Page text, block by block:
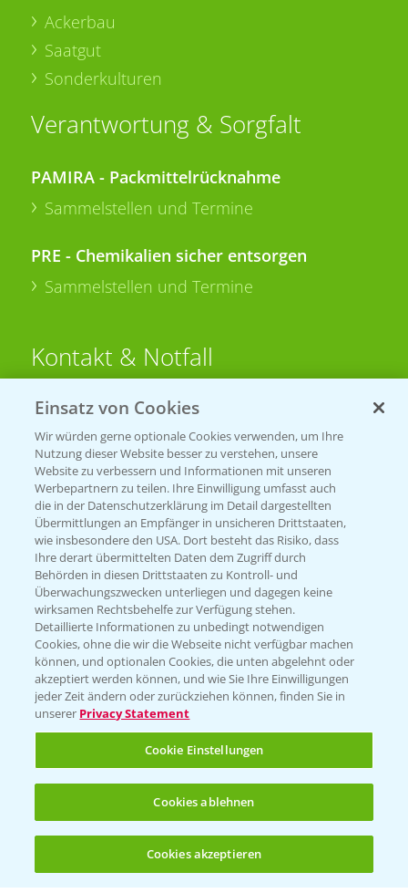
Ackerbau
Saatgut
Sonderkulturen
Verantwortung & Sorgfalt
PAMIRA - Packmittelrücknahme
Sammelstellen und Termine
PRE - Chemikalien sicher entsorgen
Sammelstellen und Termine
Kontakt & Notfall
Beratung auf WhatsApp
T.+49 (0)174 346 564 1
KONTAKT
Hilfe in Notfällen
T.+49 (0)214/30-20220
Folgen Sie uns
Allgemeine Nutzungsbedingungen
Datenschutzerklärung
Einsatz von Cookies
Wir würden gerne optionale Cookies verwenden, um Ihre
Nutzung dieser Website besser zu verstehen, unsere
Website zu verbessern und Informationen mit unseren
Werbepartnern zu teilen. Ihre Einwilligung umfasst auch
die in der Datenschutzerklärung im Detail dargestellten
Übermittlungen an Empfänger in unsicheren Drittstaaten,
wie insbesondere den USA. Dort besteht das Risiko, dass
Ihre derart übermittelten Daten dem Zugriff durch
Behörden in diesen Drittstaaten zu Kontroll- und
Überwachungszwecken unterliegen und dagegen keine
wirksamen Rechtsbehelfe zur Verfügung stehen.
Detaillierte Informationen zu unbedingt notwendigen
Cookies, ohne die wir die Webseite nicht verfügbar machen
können, und optionalen Cookies, die unten abgelehnt oder
akzeptiert werden können, und wie Sie Ihre Einwilligungen
jeder Zeit ändern oder zurückziehen können, finden Sie in
unserer Privacy Statement
Cookie Einstellungen
Cookies ablehnen
Cookies akzeptieren